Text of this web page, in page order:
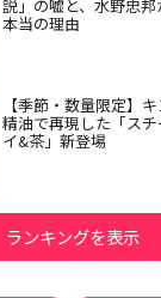
説」の嘘と、水野忠
本当の理由
【季節・数量限定】
精油で再現した「ス
イ&茶」新登場
ランキングを表示